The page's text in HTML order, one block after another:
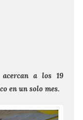
a los 19
en un solo mes.